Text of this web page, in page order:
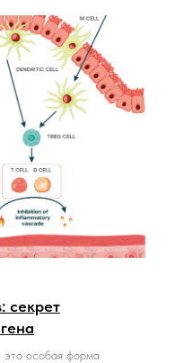
секрет
это особая форма